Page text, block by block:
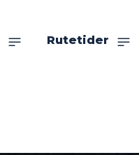
Rutetider